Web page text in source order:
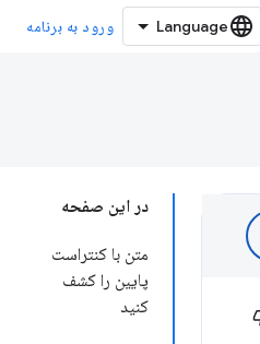
ورود به برنامه
در این صفحه
متن با کنتراست
پایین را کشف
کنید